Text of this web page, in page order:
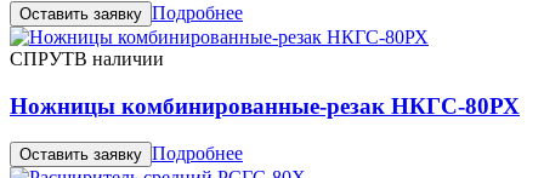
Оставить заявку Подробнее
СПРУТВ наличии
Ножницы комбинированные-резак НКГС-80РХ
Оставить заявку Подробнее